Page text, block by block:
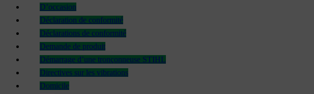
D’occasion
Déclaration de conformité
Déclarations de conformité
Demande de produit
Démarrage d’une tronçonneuse STIHL
Directives sur les vibrations
Domicile